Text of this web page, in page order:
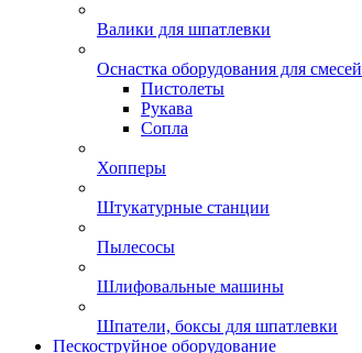
Валики для шпатлевки
Оснастка оборудования для смесей
Пистолеты
Рукава
Сопла
Хопперы
Штукатурные станции
Пылесосы
Шлифовальные машины
Шпатели, боксы для шпатлевки
Пескоструйное оборудование